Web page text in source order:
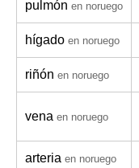
pulmón en noruego
hígado en noruego
riñón en noruego
vena en noruego
arteria en noruego